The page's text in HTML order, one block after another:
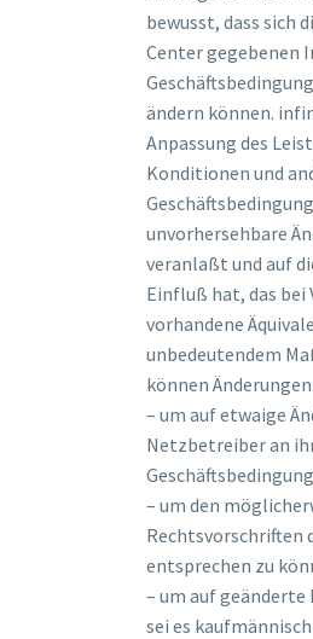
bewusst, dass sich
Center gegebenen
ändern können.
Anpassung des
Konditionen und
unvorhersehbare
veranlaßt und auf
Einfluß hat, das bei
vorhandene
unbedeutendem
können
– um auf etwaige
Netzbetreiber an
– um den
Rechtsvorschriften
entsprechen zu
– um auf
sei es